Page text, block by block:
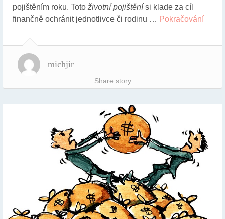
pojištěním roku. Toto životní pojištění si klade za cíl
finančně ochránit jednotlivce či rodinu … Pokračování
michjir
Share story